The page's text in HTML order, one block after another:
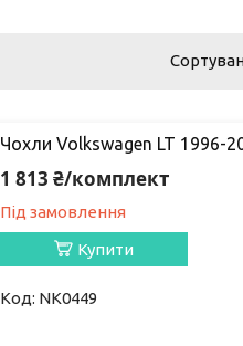
Чохли Volkswagen LT 1996-
1 813 ₴/комплект
Під замовлення
Купити
NK0449